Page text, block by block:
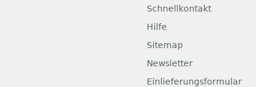
Schnellkontakt
Hilfe
Sitemap
Newsletter
Einlieferungsformular